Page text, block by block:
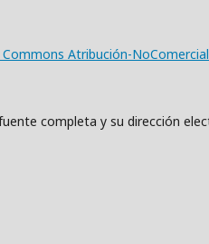
Commons Atribución-
completa y su dirección